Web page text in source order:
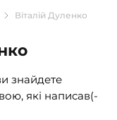
(527)
(55)
Віталій Дуленко
знайдете
які написав(-